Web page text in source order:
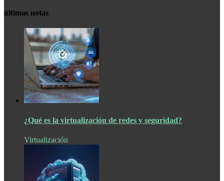
últimas notas
¿Qué es la virtualización de redes y seguridad?
Virtualización